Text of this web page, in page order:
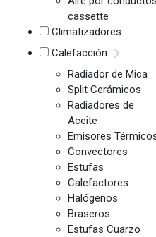
cassette
Climatizadores
Calefacción
Radiador de Mica
Split Cerámicos
Radiadores de
Aceite
Emisores
Convectores
Estufas
Calefactores
Halógenos
Braseros
Estufas Cuarzo